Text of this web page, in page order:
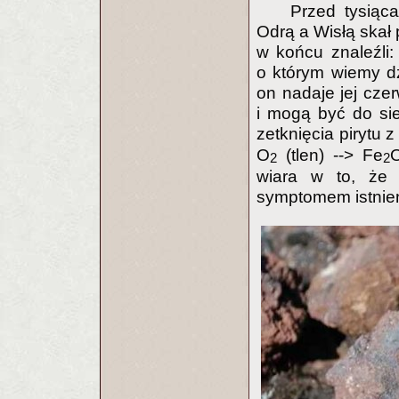
Przed
Odrą a Wisłą
w końcu znaleźli:
o którym wiemy
on nadaje jej
i mogą być do
zetknięcia pirytu
O2 (tlen) --> Fe2
wiara w to, że
symptomem